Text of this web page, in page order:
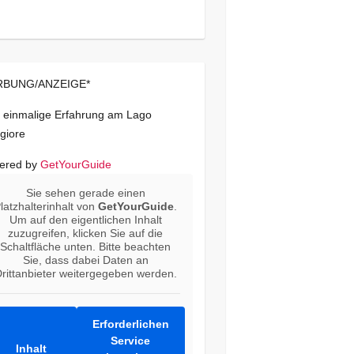
ANZEIGE*
einmalige Erfahrung am Lago
by GetYourGuide
Sie sehen gerade einen
vonGetYourGuide
Um auf den eigentlichen Inhalt
zuzugreifen, klicken Sie auf die
Schaltfläche unten. Bitte beachten
Sie, dass dabei Daten an
weitergegeben werden.
Inhalt
Erforderlichen
Service